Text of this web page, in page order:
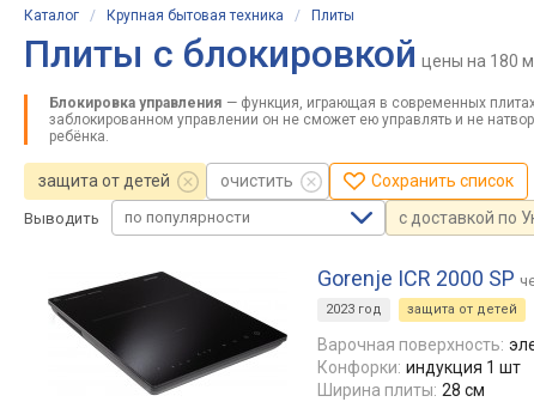
Каталог / Крупная бытовая техника / Плиты
Плиты с блокировкой цены на 180
Блокировка управления — функция, играющая в современных
заблокированном управлении он не сможет ею управлять и не
ребёнка.
защита от детей очистить Сохранить список
Выводить по популярности с доставкой по
Gorenje ICR 2000 SP
2023 год защита от детей
Варочная поверхность:
Конфорки: индукция 1 шт
Ширина плиты: 28 см